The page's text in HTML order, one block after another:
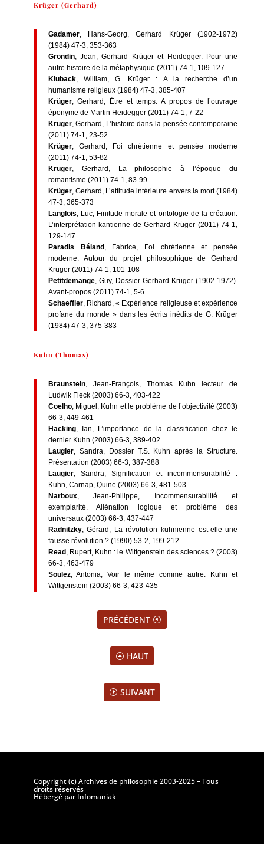
Krüger (Gerhard)
Gadamer, Hans-Georg, Gerhard Krüger (1902-1972)
(1984) 47-3, 353-363
Grondin, Jean, Gerhard Krüger et Heidegger. Pour une
autre histoire de la métaphysique (2011) 74-1, 109-127
Kluback, William, G. Krüger : A la recherche d’un
humanisme religieux (1984) 47-3, 385-407
Krüger, Gerhard, Être et temps. A propos de l’ouvrage
éponyme de Martin Heidegger (2011) 74-1, 7-22
Krüger, Gerhard, L’histoire dans la pensée contemporaine
(2011) 74-1, 23-52
Krüger, Gerhard, Foi chrétienne et pensée moderne
(2011) 74-1, 53-82
Krüger, Gerhard, La philosophie à l’époque du
romantisme (2011) 74-1, 83-99
Krüger, Gerhard, L’attitude intérieure envers la mort (1984)
47-3, 365-373
Langlois, Luc, Finitude morale et ontologie de la création.
L’interprétation kantienne de Gerhard Krüger (2011) 74-1,
129-147
Paradis Béland , Fabrice, Foi chrétienne et pensée
moderne. Autour du projet philosophique de Gerhard
Krüger (2011) 74-1, 101-108
Petitdemange, Guy, Dossier Gerhard Krüger (1902-1972).
Avant-propos (2011) 74-1, 5-6
Schaeffler, Richard, « Expérience religieuse et expérience
profane du monde » dans les écrits inédits de G. Krüger
(1984) 47-3, 375-383
Kuhn (Thomas)
Braunstein, Jean-François, Thomas Kuhn lecteur de
Ludwik Fleck (2003) 66-3, 403-422
Coelho, Miguel, Kuhn et le problème de l’objectivité (2003)
66-3, 449-461
Hacking, Ian, L’importance de la classification chez le
dernier Kuhn (2003) 66-3, 389-402
Laugier, Sandra, Dossier T.S. Kuhn après la Structure.
Présentation (2003) 66-3, 387-388
Laugier, Sandra, Signification et incommensurabilité :
Kuhn, Carnap, Quine (2003) 66-3, 481-503
Narboux, Jean-Philippe, Incommensurabilité et
exemplarité. Aliénation logique et problème des
universaux (2003) 66-3, 437-447
Radnitzky, Gérard, La révolution kuhnienne est-elle une
fausse révolution ? (1990) 53-2, 199-212
Read , Rupert, Kuhn : le Wittgenstein des sciences ? (2003)
66-3, 463-479
Soulez, Antonia, Voir le même comme autre. Kuhn et
Wittgenstein (2003) 66-3, 423-435
PRÉCÉDENT
HAUT
SUIVANT
Copyright (c) Archives de philosophie 2003-2025 – Tous
droits réservés
Hébergé par Infomaniak